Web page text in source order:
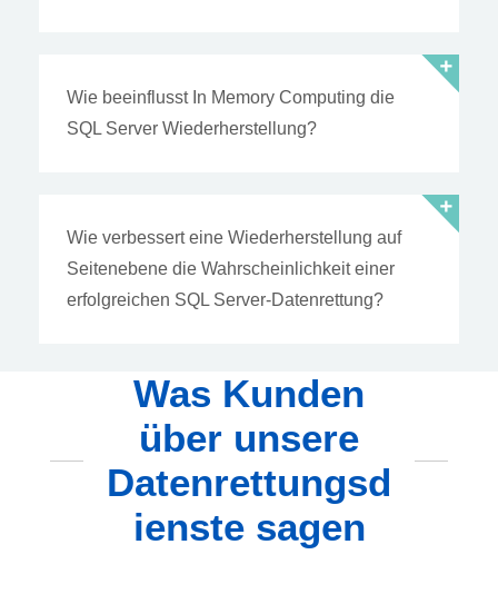
Wie beeinflusst In Memory Computing die
SQL Server Wiederherstellung?
Wie verbessert eine Wiederherstellung auf
Seitenebene die Wahrscheinlichkeit einer
erfolgreichen SQL Server-Datenrettung?
Was Kunden
über unsere
Datenrettungsd
ienste sagen